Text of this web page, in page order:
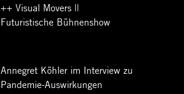
++ Visual Movers ||
Futuristische Bühnenshow
Annegret Köhler im Interview zu
Pandemie-Auswirkungen